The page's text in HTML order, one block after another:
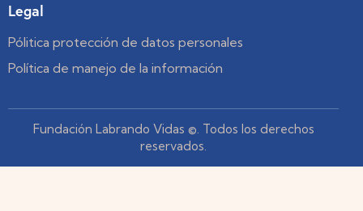
Legal
Pólitica protección de datos personales
Política de manejo de la información
Fundación Labrando Vidas ©. Todos los derechos
reservados.